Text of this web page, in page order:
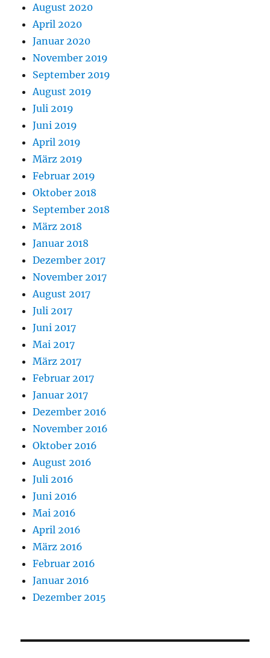
August 2020
April 2020
Januar 2020
November 2019
September 2019
August 2019
Juli 2019
Juni 2019
April 2019
März 2019
Februar 2019
Oktober 2018
September 2018
März 2018
Januar 2018
Dezember 2017
November 2017
August 2017
Juli 2017
Juni 2017
Mai 2017
März 2017
Februar 2017
Januar 2017
Dezember 2016
November 2016
Oktober 2016
August 2016
Juli 2016
Juni 2016
Mai 2016
April 2016
März 2016
Februar 2016
Januar 2016
Dezember 2015